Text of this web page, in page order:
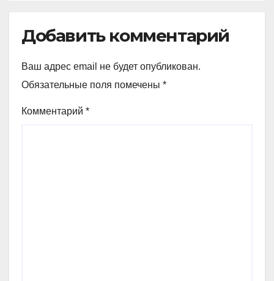
Добавить комментарий
Ваш адрес email не будет опубликован.
Обязательные поля помечены *
Комментарий *